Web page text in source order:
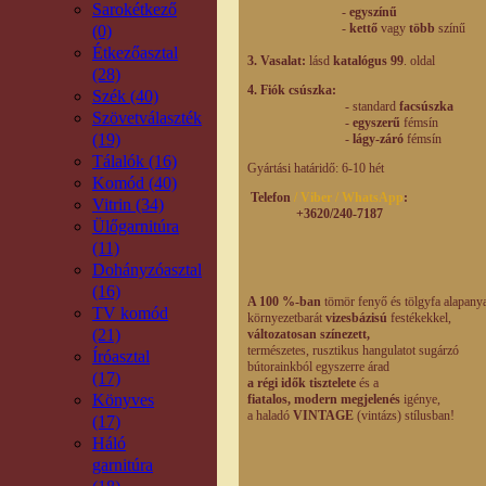
Sarokétkező
(0)
Étkezőasztal
(28)
Szék (40)
Szövetválaszték
(19)
Tálalók (16)
Komód (40)
Vitrin (34)
Ülőgarnitúra
(11)
Dohányzóasztal
(16)
TV komód
(21)
Íróasztal
(17)
Könyves
(17)
Háló
garnitúra
- egyszínű
- kettő vagy több színű
3. Vasalat: lásd katalógus 99. oldal
4. Fiók csúszka:
- standard facsúszka
- egyszerű fémsín
- lágy-záró fémsín
Gyártási határidő: 6-10 hét
Telefon / Viber / WhatsApp:
+3620/240-7187
A 100 %-ban tömör fenyő és tölgyfa
környezetbarát vizesbázisú festékekkel,
változatosan színezett,
természetes, rusztikus hangulatot sugárzó
bútorainkból egyszerre árad
a régi idők tisztelete és a
fiatalos, modern megjelenés igénye,
a haladó VINTAGE (vintázs) stílusban!